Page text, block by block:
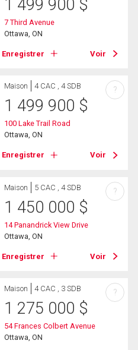
1 499 900 $
7 Third Avenue
Ottawa, ON
Enregistrer Voir
Maison 4 CAC , 4 SDB
1 499 900 $
100 Lake Trail Road
Ottawa, ON
Enregistrer Voir
?
Maison 5 CAC , 4 SDB
1 450 000 $
14 Panandrick View Drive
Ottawa, ON
Enregistrer Voir
?
Maison 4 CAC , 3 SDB
1 275 000 $
54 Frances Colbert Avenue
Ottawa, ON
?